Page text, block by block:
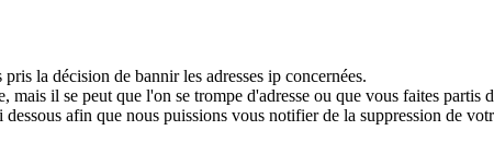
la décision de bannir les adresses ip concernées.
il se peut que l'on se trompe d'adresse ou que vous faites partis
afin que nous puissions vous notifier de la suppression de